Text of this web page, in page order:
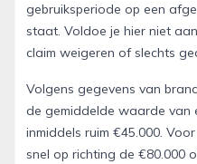
gebruiksperiode op een
staat. Voldoe je hier niet
claim weigeren of slechts
Volgens gegevens van
de gemiddelde waarde van
inmiddels ruim €45.000.
snel op richting de €80.000